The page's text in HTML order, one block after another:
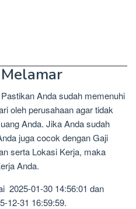
Anda sudah memenuhi
oleh perusahaan agar tidak
Anda. Jika Anda sudah
juga cocok dengan Gaji
serta Lokasi Kerja, maka
Anda.
2025-01-30 14:56:01 dan
12-31 16:59:59.